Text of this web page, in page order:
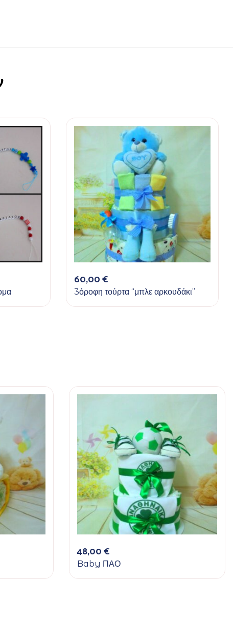
60,00€
3όροφη τούρτα “μπλε αρκουδάκι”
48,00€
Baby ΠΑΟ